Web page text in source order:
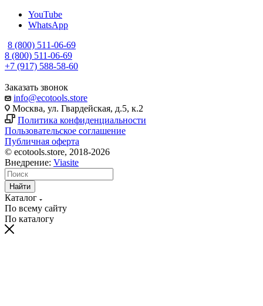
YouTube
WhatsApp
8 (800) 511-06-69
8 (800) 511-06-69
+7 (917) 588-58-60
Заказать звонок
info@ecotools.store
Москва, ул. Гвардейская, д.5, к.2
Политика конфиденциальности
Пользовательское соглашение
Публичная оферта
© ecotools.store, 2018-2026
Внедрение: Viasite
Найти
Каталог
По всему сайту
По каталогу